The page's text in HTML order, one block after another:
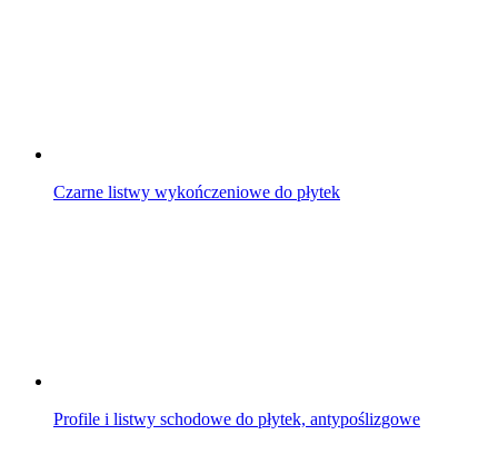
Czarne listwy wykończeniowe do płytek
Profile i listwy schodowe do płytek, antypoślizgowe